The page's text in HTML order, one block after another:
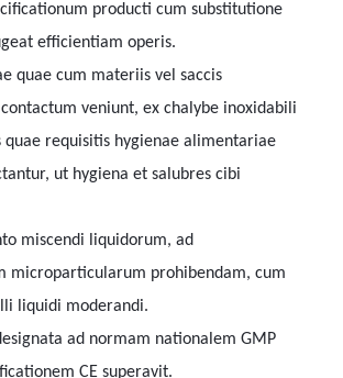
producti cum substitutione
efficientiam operis.
quae cum materiis vel saccis
veniunt, ex chalybe inoxidabili
requisitis hygienae alimentariae
ut hygiena et salubres cibi
miscendi liquidorum, ad
microparticularum prohibendam, cum
liquidi moderandi.
ad normam nationalem GMP
CE superavit.